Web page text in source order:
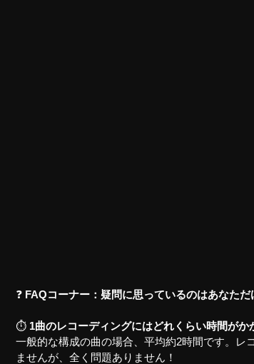
❓ FAQコーナー：疑問に思っているのはあなた
⏱️ 1曲のレコーディングにはどれくらい時間がか
一般的な構成の曲の場合、平均約2時間です。レ
ませんが、全く問題ありません！